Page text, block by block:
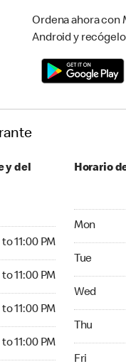
Ordena ahora con
Android y
y del
11:00 PM
11:00 PM
11:00 PM
11:00 PM
Horario
Mon
Tue
Wed
Thu
Fri